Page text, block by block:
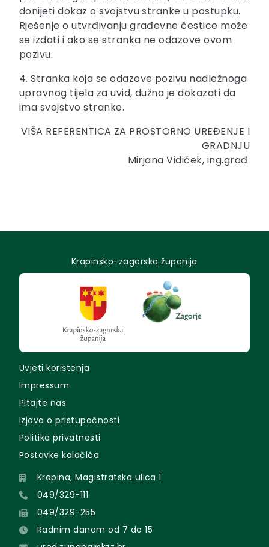
donijeti dokaz o svojstvu stranke u postupku.
Rješenje o utvrđivanju građevne čestice može
se izdati i ako se stranka ne odazove ovom
pozivu.
4. Stranka koja se odazove pozivu nadležnoga
upravnog tijela za uvid, dužna je dokazati da
ima svojstvo stranke.
VIŠA REFERENTICA ZA PROSTORNO UREĐENJE I
GRADNJU
Mirjana Vidiček, ing.građ.
Krapinsko-zagorska županija
Uvjeti korištenja
Impressum
Pitajte nas
Izjava o pristupačnosti
Politika privatnosti
Postavke kolačića
Krapina, Magistratska ulica 1
049/329-111
049/329-255
Radnim danom od 7 do 15